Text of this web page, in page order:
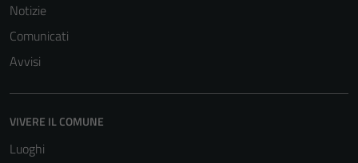
Notizie
Comunicati
Avvisi
VIVERE IL COMUNE
Luoghi
funzionamento